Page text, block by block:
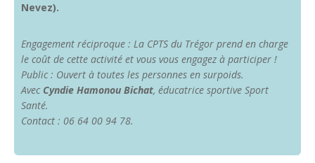
Nevez).
Engagement réciproque : La CPTS du Trégor prend en charge
le coût de cette activité et vous vous engagez à participer !
Public : Ouvert à toutes les personnes en surpoids.
Avec Cyndie Hamonou Bichat, éducatrice sportive Sport
Santé.
Contact : 06 64 00 94 78.